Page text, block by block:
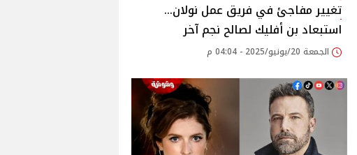
تغيير مفاجئ في فريق عمل نولان…
استبعاد بن أفليك لصالح نجم آخر
الجمعة 20/يونيو/2025 - 04:04 م